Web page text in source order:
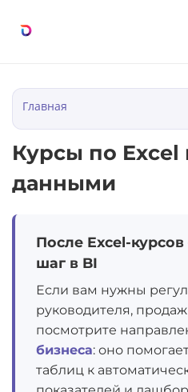
Excel с уверенностью,
Мини-курсы по Excel
О компании
Вопрос-ответ
Строки в Excel
Столбцы в Excel
Ячейки в Excel
BI-инструменты: от
Excel без границ
Excel с уверенностью:
практика
Главная
Курсы по Excel
данными
После Excel-
шаг в BI
Если вам нужны
руководителя,
посмотрите
бизнеса: оно
таблиц к